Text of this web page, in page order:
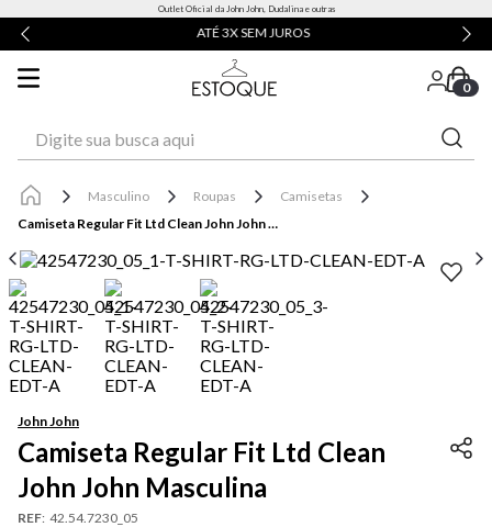
Outlet Oficial da John John, Dudalina e outras
ATÉ 3X SEM JUROS
0
Masculino Roupas
Camisetas
Camiseta Regular Fit Ltd Clean John John Masculina
John John
Camiseta Regular Fit Ltd Clean
John John Masculina
REF: 42.54.7230_05